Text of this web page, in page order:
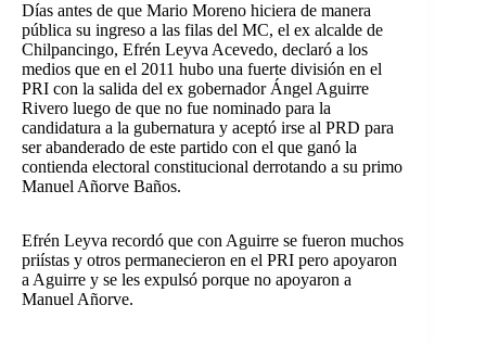
Días antes de que Mario Moreno hiciera de manera
pública su ingreso a las filas del MC, el ex alcalde de
Chilpancingo, Efrén Leyva Acevedo, declaró a los
medios que en el 2011 hubo una fuerte división en el
PRI con la salida del ex gobernador Ángel Aguirre
Rivero luego de que no fue nominado para la
candidatura a la gubernatura y aceptó irse al PRD para
ser abanderado de este partido con el que ganó la
contienda electoral constitucional derrotando a su primo
Manuel Añorve Baños.
Efrén Leyva recordó que con Aguirre se fueron muchos
priístas y otros permanecieron en el PRI pero apoyaron
a Aguirre y se les expulsó porque no apoyaron a
Manuel Añorve.